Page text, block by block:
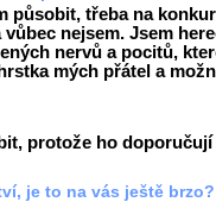
působit, třeba na
nejsem. Jsem
nervů a pocitů,
mých přátel a
protože ho doporučují
je to na vás ještě brzo?